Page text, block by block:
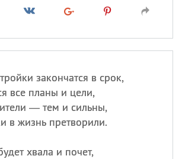
закончатся в срок,
все планы и цели,
— тем и сильны,
в жизнь претворили.
хвала и почет,